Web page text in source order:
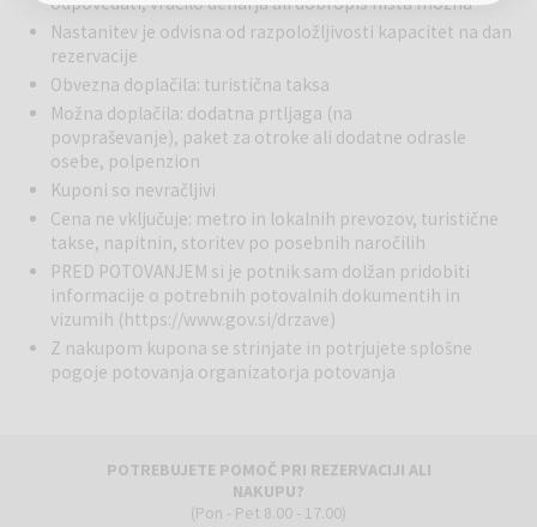
Nastanitev je odvisna od razpoložljivosti kapacitet na dan
rezervacije
Obvezna doplačila: turistična taksa
Možna doplačila: dodatna prtljaga (na
povpraševanje), paket za otroke ali dodatne odrasle
osebe, polpenzion
Kuponi so nevračljivi
Cena ne vključuje: metro in lokalnih prevozov, turistične
takse, napitnin, storitev po posebnih naročilih
PRED POTOVANJEM si je potnik sam dolžan pridobiti
informacije o potrebnih potovalnih dokumentih in
vizumih (https://www.gov.si/drzave)
Z nakupom kupona se strinjate in potrjujete splošne
pogoje potovanja organizatorja potovanja
POTREBUJETE POMOČ PRI REZERVACIJI ALI
NAKUPU?
(Pon - Pet 8.00 - 17.00)